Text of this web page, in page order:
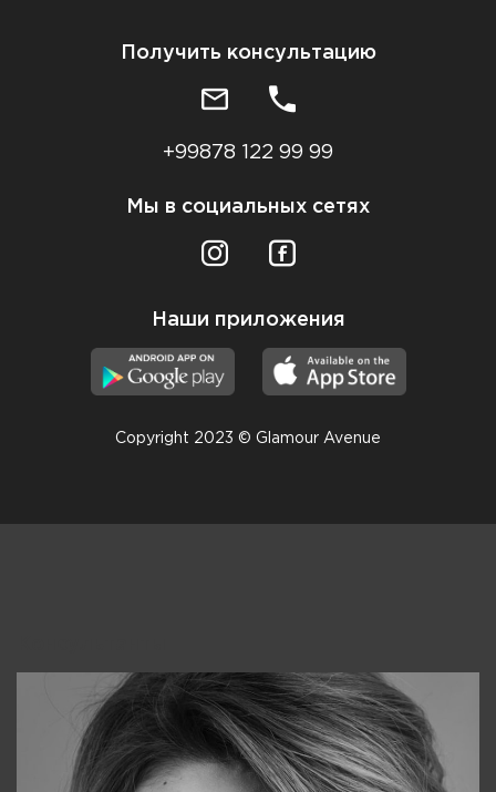
Получить консультацию
+99878 122 99 99
Мы в социальных сетях
Наши приложения
Copyright 2023 © Glamour Avenue